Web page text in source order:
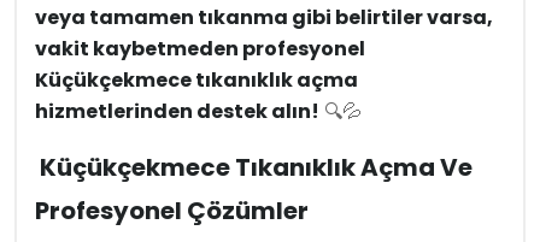
veya tamamen tıkanma gibi belirtiler varsa,
vakit kaybetmeden profesyonel
Küçükçekmece tıkanıklık açma
hizmetlerinden destek alın! 🔍💦
Küçükçekmece Tıkanıklık Açma Ve
Profesyonel Çözümler